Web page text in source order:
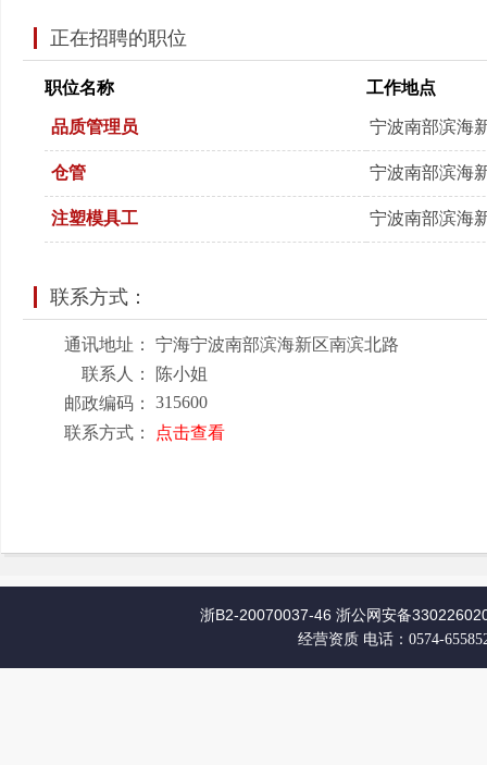
正在招聘的职位
职位名称 工作地点
品质管理员 宁波南部滨海
仓管 宁波南部滨海
注塑模具工 宁波南部滨海
联系方式：
通讯地址：
宁海宁波南部滨海新区南滨北路
联系人：
陈小姐
邮政编码：
315600
联系方式：
点击查看
浙B2-20070037-46 浙公网安备
经营资质 电话：0574-